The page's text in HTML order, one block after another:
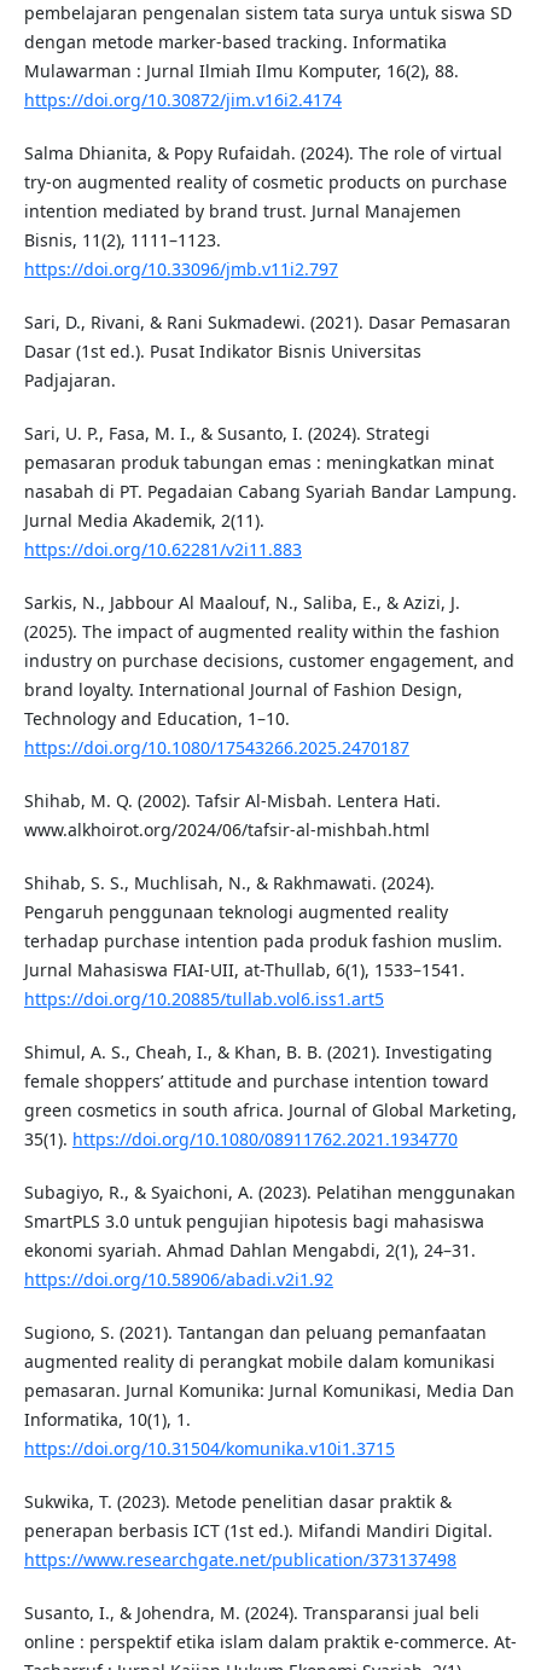
pembelajaran pengenalan sistem tata surya untuk siswa SD
dengan metode marker-based tracking. Informatika
Mulawarman : Jurnal Ilmiah Ilmu Komputer, 16(2), 88.
https://doi.org/10.30872/jim.v16i2.4174
Salma Dhianita, & Popy Rufaidah. (2024). The role of virtual
try-on augmented reality of cosmetic products on purchase
intention mediated by brand trust. Jurnal Manajemen
Bisnis, 11(2), 1111–1123.
https://doi.org/10.33096/jmb.v11i2.797
Sari, D., Rivani, & Rani Sukmadewi. (2021). Dasar Pemasaran
Dasar (1st ed.). Pusat Indikator Bisnis Universitas
Padjajaran.
Sari, U. P., Fasa, M. I., & Susanto, I. (2024). Strategi
pemasaran produk tabungan emas : meningkatkan minat
nasabah di PT. Pegadaian Cabang Syariah Bandar Lampung.
Jurnal Media Akademik, 2(11).
https://doi.org/10.62281/v2i11.883
Sarkis, N., Jabbour Al Maalouf, N., Saliba, E., & Azizi, J.
(2025). The impact of augmented reality within the fashion
industry on purchase decisions, customer engagement, and
brand loyalty. International Journal of Fashion Design,
Technology and Education, 1–10.
https://doi.org/10.1080/17543266.2025.2470187
Shihab, M. Q. (2002). Tafsir Al-Misbah. Lentera Hati.
www.alkhoirot.org/2024/06/tafsir-al-mishbah.html
Shihab, S. S., Muchlisah, N., & Rakhmawati. (2024).
Pengaruh penggunaan teknologi augmented reality
terhadap purchase intention pada produk fashion muslim.
Jurnal Mahasiswa FIAI-UII, at-Thullab, 6(1), 1533–1541.
https://doi.org/10.20885/tullab.vol6.iss1.art5
Shimul, A. S., Cheah, I., & Khan, B. B. (2021). Investigating
female shoppers’ attitude and purchase intention toward
green cosmetics in south africa. Journal of Global Marketing,
35(1). https://doi.org/10.1080/08911762.2021.1934770
Subagiyo, R., & Syaichoni, A. (2023). Pelatihan menggunakan
SmartPLS 3.0 untuk pengujian hipotesis bagi mahasiswa
ekonomi syariah. Ahmad Dahlan Mengabdi, 2(1), 24–31.
https://doi.org/10.58906/abadi.v2i1.92
Sugiono, S. (2021). Tantangan dan peluang pemanfaatan
augmented reality di perangkat mobile dalam komunikasi
pemasaran. Jurnal Komunika: Jurnal Komunikasi, Media Dan
Informatika, 10(1), 1.
https://doi.org/10.31504/komunika.v10i1.3715
Sukwika, T. (2023). Metode penelitian dasar praktik &
penerapan berbasis ICT (1st ed.). Mifandi Mandiri Digital.
https://www.researchgate.net/publication/373137498
Susanto, I., & Johendra, M. (2024). Transparansi jual beli
online : perspektif etika islam dalam praktik e-commerce. At-